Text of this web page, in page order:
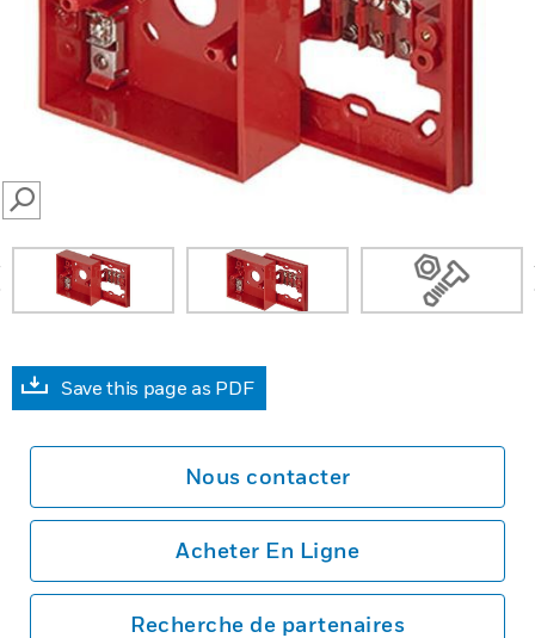
SEARCH
Save this page as PDF
Nous contacter
Acheter En Ligne
Recherche de partenaires